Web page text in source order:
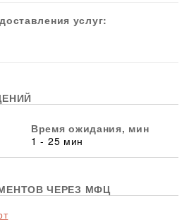
услуг:
Время ожидания, мин
1 - 25 мин
ЧЕРЕЗ МФЦ